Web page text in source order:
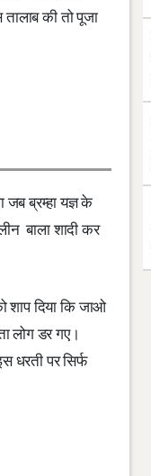
की तो पूजा
ब्रम्हा यज्ञ के
बाला शादी कर
शाप दिया कि जाओ
लोग डर गए।
धरती पर सिर्फ